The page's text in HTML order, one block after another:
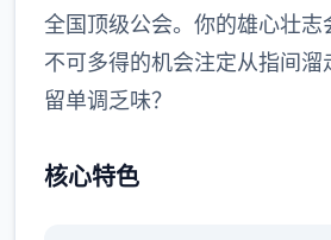
全国顶级公会。你的雄心壮志
不可多得的机会注定从指间溜
留单调乏味？
核心特色